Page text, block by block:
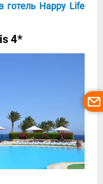
готель Happy Life
4*